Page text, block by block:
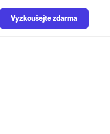
Vyzkoušejte zdarma